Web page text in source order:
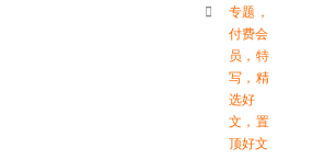
专题 ，
付费会
员 ， 特
写 ， 精
选好
文 ， 置
顶好文